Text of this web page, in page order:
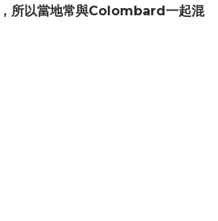
所以當地常與Colombard一起混